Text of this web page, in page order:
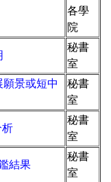
各學
院
秘書
室
願景或短中
秘書
室
析
秘書
室
結果
秘書
室